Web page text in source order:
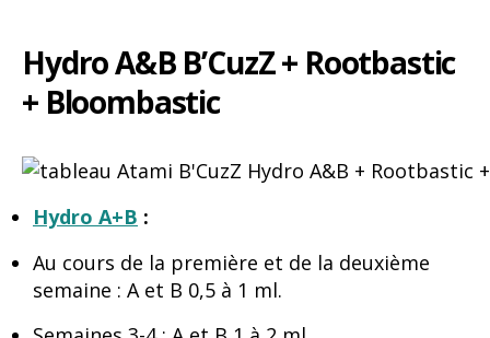
Hydro A&B B’CuzZ+ Rootbastic
+ Bloombastic
Hydro A+B :
Au cours de la première et de la deuxième
semaine : A et B 0,5 à 1 ml.